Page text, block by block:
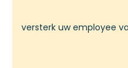
versterk uw employee